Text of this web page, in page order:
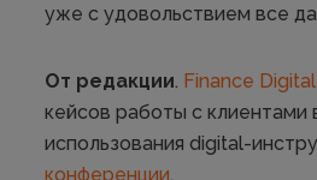
уже с удовольствием все
От редакции. Finance
кейсов работы с клиентами
использования digital-
конференции.